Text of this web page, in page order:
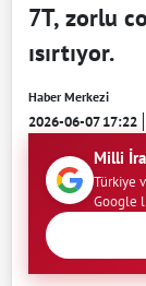
7T, zorlu
ısırtıyor.
Haber Merkezi
2026-06-07 17:22
Milli
Türkiye
Google